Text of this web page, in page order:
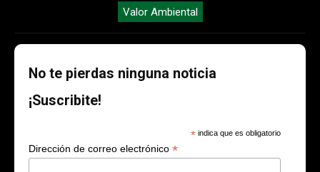
Valor Ambiental
No te pierdas ninguna noticia
¡Suscribite!
* indica que es obligatorio
Dirección de correo electrónico *